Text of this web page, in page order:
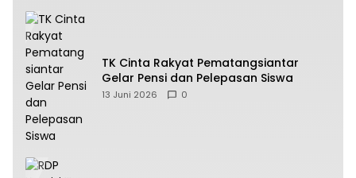
TK Cinta Rakyat Pematangsiantar
Gelar Pensi dan Pelepasan Siswa
13 Juni 2026 0